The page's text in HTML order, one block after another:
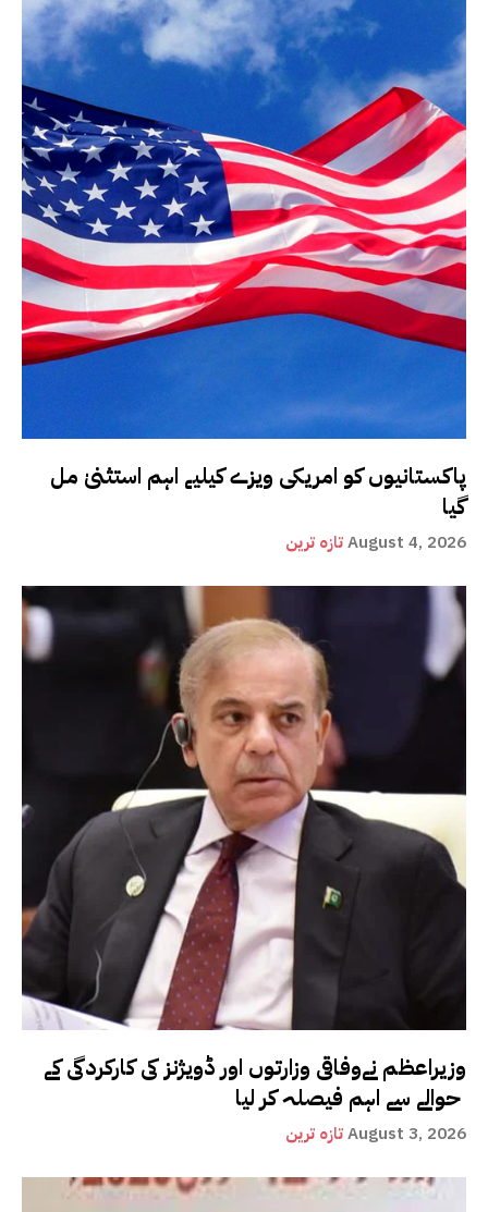
پاکستانیوں کو امریکی ویزے کیلیے اہم استثنیٰ مل
گیا
تازہ ترینAugust 4, 2026
وزیراعظم نےوفاقی وزارتوں اور ڈویژنز کی کارکردگی کے
تازہ ترینAugust 3, 2026